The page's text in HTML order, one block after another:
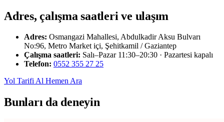
Adres, çalışma saatleri ve ulaşım
Adres: Osmangazi Mahallesi, Abdulkadir Aksu Bulvarı
No:96, Metro Market içi, Şehitkamil / Gaziantep
Çalışma saatleri: Salı–Pazar 11:30–20:30 · Pazartesi kapalı
Telefon: 0552 355 27 25
Yol Tarifi Al Hemen Ara
Bunları da deneyin